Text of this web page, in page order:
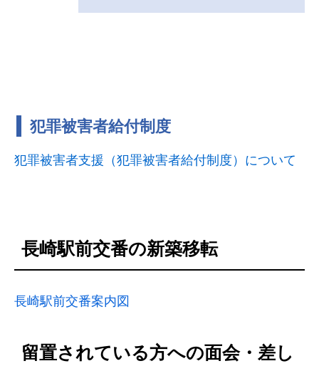
犯罪被害者給付制度
犯罪被害者支援（犯罪被害者給付制度）について
長崎駅前交番の新築移転
長崎駅前交番案内図
留置されている方への面会・差し